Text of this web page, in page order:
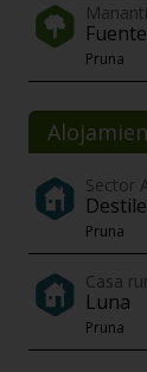
Pruna
Sector
Pruna
Casa
Luna
Pruna